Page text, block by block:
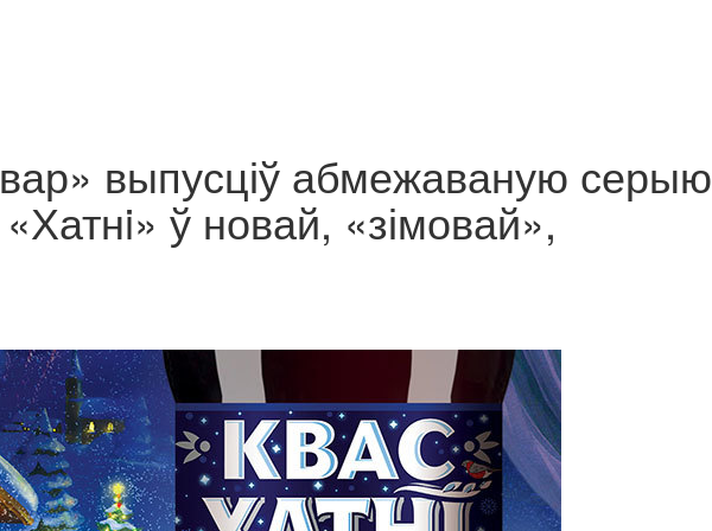
выпусціў абмежаваную серыю
ў новай, «зімовай»,